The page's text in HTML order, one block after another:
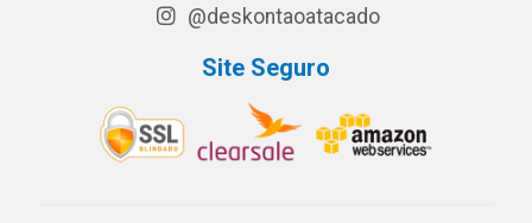
@deskontaoatacado
Site Seguro